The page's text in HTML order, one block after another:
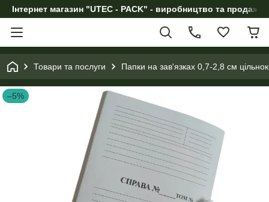
Інтернет магазин "UTEC - PACK" - виробництво та продаж
Товари та послуги Папки на зав'язках 0,7-2,8 см
–5%